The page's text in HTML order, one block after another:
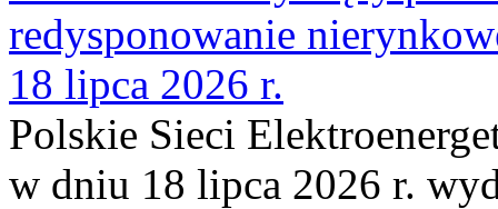
redysponowanie
18 lipca 2026 r.
Polskie Sieci
w dniu 18 lipca 2026 r.